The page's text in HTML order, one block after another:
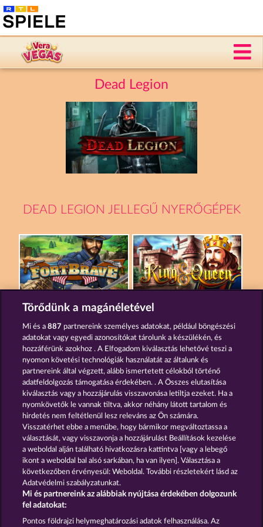
Dead Legion
DEAD LEGION JELLEGŰ NYERŐGÉPEK
FORT BRAVE KING & QUEEN
ATLAS OF LEGENDS THE GRIFFIN
Részvételi feltételek
Adatkezelési tájékoztató Impresszum
A cég GYIK Partnerprogram
Törődünk a magánéletével
Mi és a887 partnereink személyes adatokat, például böngészési
adatokat vagy egyedi azonosítókat tárolunk a készülékén, és
hozzáférünk azokhoz . A Elfogadom kiválasztás lehetővé teszi a
nyomon követési technológiák használatát az általunk és
partnereink által végzett, alább ismertetett célokból történő
adatfeldolgozás támogatása érdekében. . A Összes elutasítása
kiválasztás vagy a hozzájárulás visszavonása letiltja ezeket. Ha a
nyomkövetők le vannak tiltva, akkor néhány látott tartalom és
hirdetés nem feltétlenül lesz releváns az Ön számára.
Visszatérhet ebbe a menübe, hogy bármikor megváltoztassa a
választását, vagy visszavonja a hozzájárulást Beállítások kezelése
a weboldal alján található hivatkozásra kattintva [vagy a lebegő
ikont a weboldal bal alsó sarkában, ha van ilyen]. Választása a
következőben érvényesül: Weboldal. További részletekért lásd az
Adatvédelmi szabályzatunkat.
Mi és partnereink az alábbiak nyújtása érdekében dolgozunk
fel adatokat:
Pontos földrajzi helymeghatározási adatok felhasználása. Az